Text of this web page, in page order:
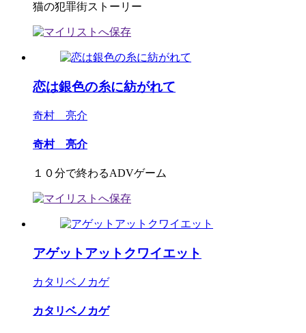
猫の犯罪街ストーリー
恋は銀色の糸に紡がれて
奇村 亮介
奇村 亮介
１０分で終わるADVゲーム
アゲットアットクワイエット
カタリベノカゲ
カタリベノカゲ